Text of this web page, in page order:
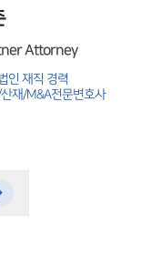
Attorney
인 재직 경력
재/M&A전문변호사